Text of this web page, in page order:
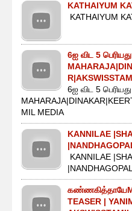
KATHAIYUM
KATHAIYUM
6ஐ விட 5
6ஐ விட 5
MIL MEDIA
KANNILAE
KANNILAE
TEASER |